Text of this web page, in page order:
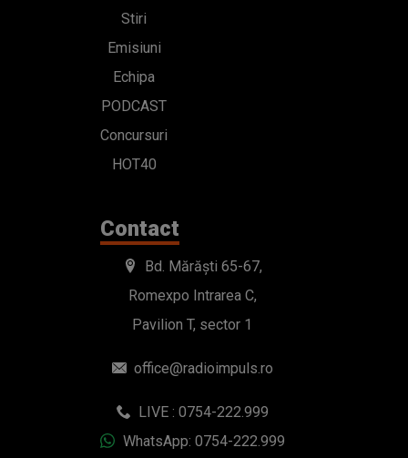
Stiri
Emisiuni
Echipa
PODCAST
Concursuri
HOT40
Contact
Bd. Mărăști 65-67,
Romexpo Intrarea C,
Pavilion T, sector 1
office@radioimpuls.ro
LIVE : 0754-222.999
WhatsApp: 0754-222.999